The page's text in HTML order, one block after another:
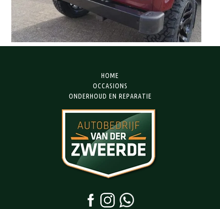
HOME
OCCASIONS
ONDERHOUD EN REPARATIE